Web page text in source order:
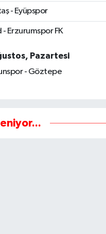
- Eyüpspor
Erzurumspor FK
Pazartesi
- Göztepe